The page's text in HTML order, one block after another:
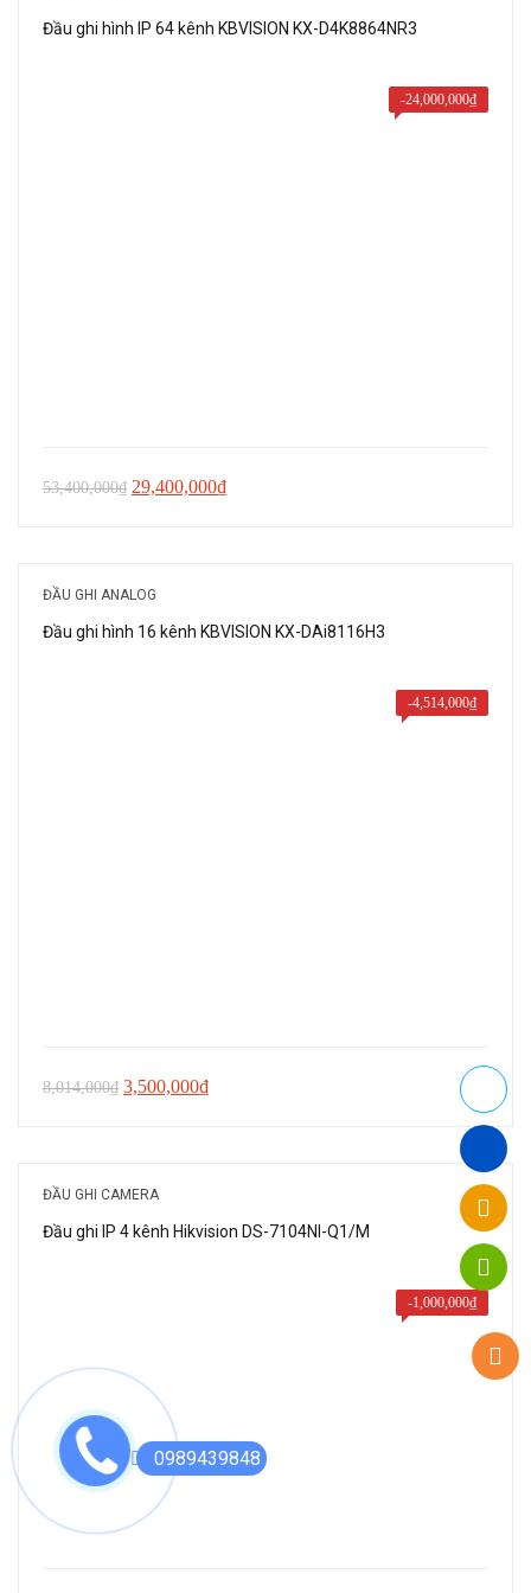
1,700,000₫.
Đầu ghi hình IP 64 kênh KBVISION KX-D4K8864NR3
-24,000,000₫
53,400,000₫ Giá
53,400,000₫.
29,400,000₫Giá
29,400,000₫.
ĐẦU GHI ANALOG
Đầu ghi hình 16 kênh KBVISION KX-DAi8116H3
-4,514,000₫
8,014,000₫ Giá
8,014,000₫.
3,500,000₫Giá
3,500,000₫.
ĐẦU GHI CAMERA
Đầu ghi IP 4 kênh Hikvision DS-7104NI-Q1/M
-1,000,000₫
0989439848